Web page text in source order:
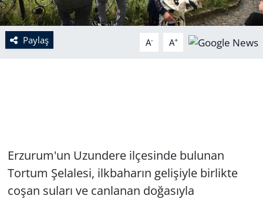
Paylaş A- A+
Erzurum'un Uzundere ilçesinde bulunan
Tortum Şelalesi, ilkbaharın gelişiyle birlikte
coşan suları ve canlanan doğasıyla